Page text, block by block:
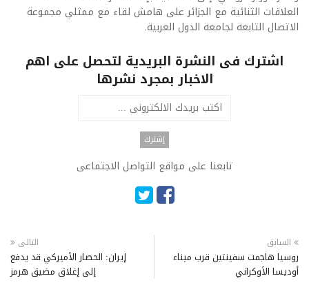
العلاقات الثنائية مع الجزائر على هامش لقاء مع ممثلي مجموعة
الاتصال التابعة لجامعة الدول العربية.​
اشترك فى النشرة البريدية لتحصل على اهم
الاخبار بمجرد نشرها
تابعنا على مواقع التواصل الاجتماعى
السابق
روسيا هاجمت سفينتين قرب ميناء
أوديسا الأوكراني
التالى
إيران: الحصار الأميركي قد يدفع
إلى إغلاق مضيق هرمز